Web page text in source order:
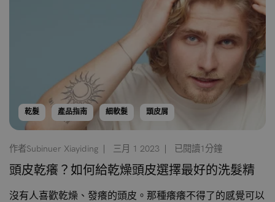
乾髮 產品指南 細軟髮 頭皮屑
作者Subinuer Xiayiding 三月 1 2023 已閱讀1分鐘
頭皮乾癢？如何給乾燥頭皮選擇最好的洗髮精
沒有人喜歡乾燥、發癢的頭皮。那種癢癢不得了的感覺可以